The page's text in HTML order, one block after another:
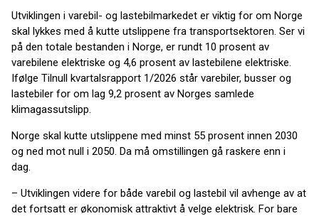
Utviklingen i varebil- og lastebilmarkedet er viktig for om Norge
skal lykkes med å kutte utslippene fra transportsektoren. Ser vi
på den totale bestanden i Norge, er rundt 10 prosent av
varebilene elektriske og 4,6 prosent av lastebilene elektriske.
Ifølge Tilnull kvartalsrapport 1/2026 står varebiler, busser og
lastebiler for om lag 9,2 prosent av Norges samlede
klimagassutslipp.
Norge skal kutte utslippene med minst 55 prosent innen 2030
og ned mot null i 2050. Da må omstillingen gå raskere enn i
dag.
– Utviklingen videre for både varebil og lastebil vil avhenge av at
det fortsatt er økonomisk attraktivt å velge elektrisk. For bare